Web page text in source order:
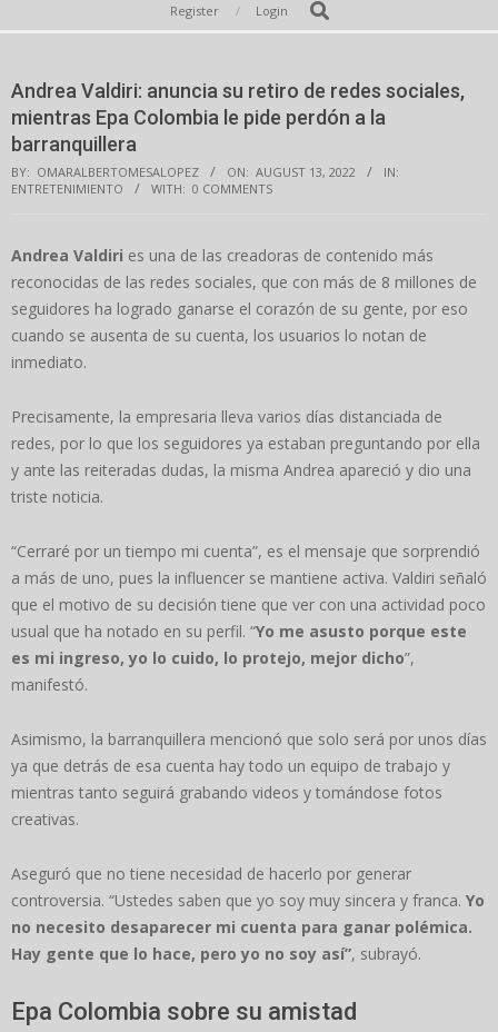
Navigation
Register Login Search
Andrea Valdiri: anuncia su retiro de redes sociales,
mientras Epa Colombia le pide perdón a la
barranquillera
BY: OMARALBERTOMESALOPEZ ON: AUGUST 13, 2022
IN:
ENTRETENIMIENTO
WITH: 0 COMMENTS
Andrea Valdiri es una de las creadoras de contenido más
reconocidas de las redes sociales, que con más de 8 millones de
seguidores ha logrado ganarse el corazón de su gente, por eso
cuando se ausenta de su cuenta, los usuarios lo notan de
inmediato.
Precisamente, la empresaria lleva varios días distanciada de
redes, por lo que los seguidores ya estaban preguntando por ella
y ante las reiteradas dudas, la misma Andrea apareció y dio una
triste noticia.
“Cerraré por un tiempo mi cuenta”, es el mensaje que sorprendió
a más de uno, pues la influencer se mantiene activa. Valdiri señaló
que el motivo de su decisión tiene que ver con una actividad poco
usual que ha notado en su perfil. “Yo me asusto porque este
es mi ingreso, yo lo cuido, lo protejo, mejor dicho”,
manifestó.
Asimismo, la barranquillera mencionó que solo será por unos días
ya que detrás de esa cuenta hay todo un equipo de trabajo y
mientras tanto seguirá grabando videos y tomándose fotos
creativas.
Aseguró que no tiene necesidad de hacerlo por generar
controversia. “Ustedes saben que yo soy muy sincera y franca. Yo
no necesito desaparecer mi cuenta para ganar polémica.
Hay gente que lo hace, pero yo no soy así”, subrayó.
Epa Colombia sobre su amistad